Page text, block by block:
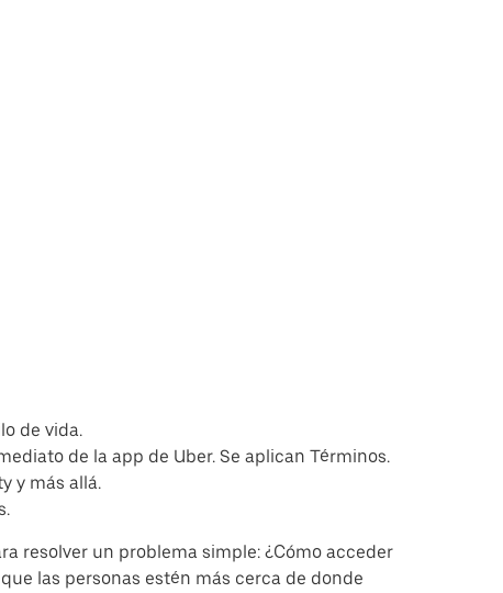
de vida.
de la app de Uber. Se aplican Términos.
y más allá.
resolver un problema simple: ¿Cómo acceder
las personas estén más cerca de donde